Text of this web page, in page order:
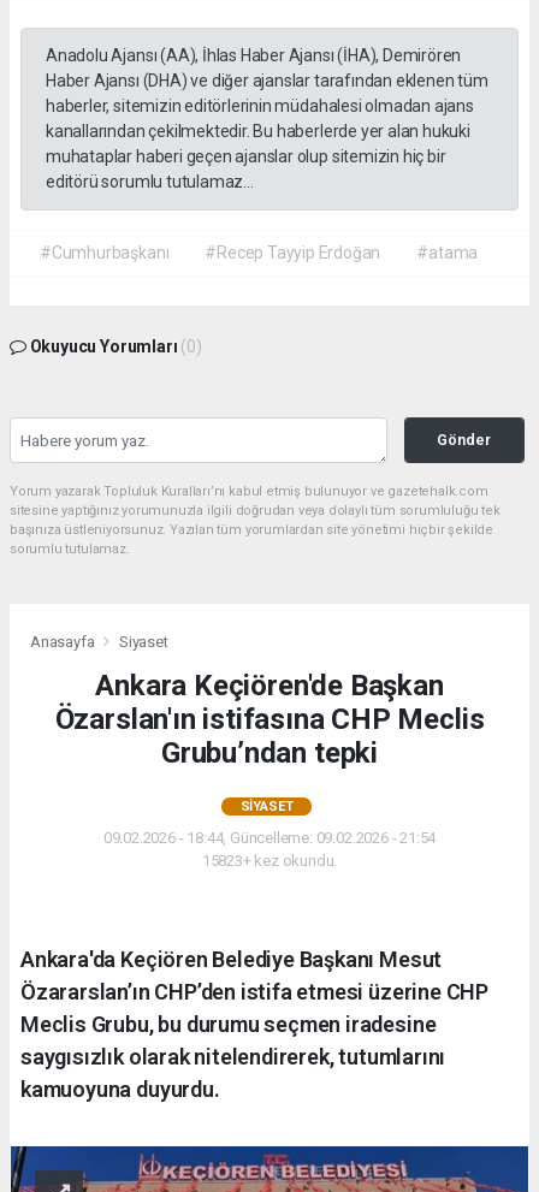
Anadolu Ajansı (AA), İhlas Haber Ajansı (İHA), Demirören
Haber Ajansı (DHA) ve diğer ajanslar tarafından eklenen tüm
haberler, sitemizin editörlerinin müdahalesi olmadan ajans
kanallarından çekilmektedir. Bu haberlerde yer alan hukuki
muhataplar haberi geçen ajanslar olup sitemizin hiç bir
editörü sorumlu tutulamaz...
#Cumhurbaşkanı #Recep Tayyip Erdoğan #atama
Okuyucu Yorumları (0)
Gönder
Yorum yazarak Topluluk Kuralları’nı kabul etmiş bulunuyor ve gazetehalk.com
sitesine yaptığınız yorumunuzla ilgili doğrudan veya dolaylı tüm sorumluluğu tek
başınıza üstleniyorsunuz. Yazılan tüm yorumlardan site yönetimi hiçbir şekilde
sorumlu tutulamaz.
Anasayfa Siyaset
Ankara Keçiören'de Başkan
Özarslan'ın istifasına CHP Meclis
Grubu’ndan tepki
SIYASET
09.02.2026 - 18:44, Güncelleme: 09.02.2026 - 21:54
15823+ kez okundu.
Ankara'da Keçiören Belediye Başkanı Mesut
Özararslan’ın CHP’den istifa etmesi üzerine CHP
Meclis Grubu, bu durumu seçmen iradesine
saygısızlık olarak nitelendirerek, tutumlarını
kamuoyuna duyurdu.